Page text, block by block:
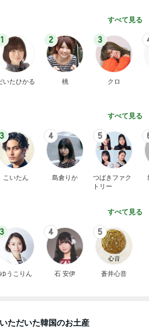
すべて見る
1
いたひかる
2
桃
3
クロ
すべて見る
3
こいたん
4
島倉りか
5
つばきファク
トリー
すべて見る
3
ゆうこりん
4
石 安伊
5
蒼井心音
ただいた韓国のお土産